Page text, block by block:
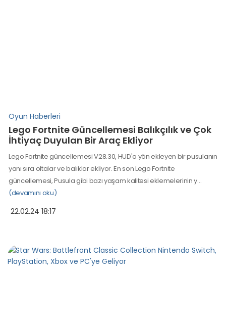
Oyun Haberleri
Lego Fortnite Güncellemesi Balıkçılık ve Çok
İhtiyaç Duyulan Bir Araç Ekliyor
Lego Fortnite güncellemesi V28.30, HUD'a yön ekleyen bir pusulanın
yanı sıra oltalar ve balıklar ekliyor. En son Lego Fortnite
güncellemesi, Pusula gibi bazı yaşam kalitesi eklemelerinin y…
(devamını oku)
22.02.24 18:17